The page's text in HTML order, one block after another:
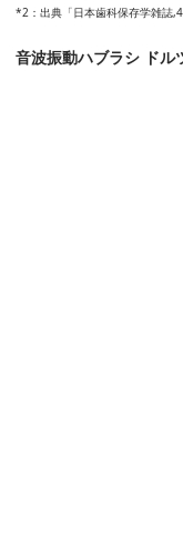
*2：出典「日本歯科保存学雑誌
音波振動ハブラシ ド